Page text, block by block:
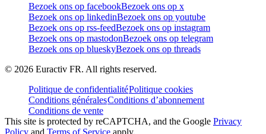
Bezoek ons op facebookBezoek ons op x
Bezoek ons op linkedinBezoek ons op youtube
Bezoek ons op rss-feedBezoek ons op instagram
Bezoek ons op mastodonBezoek ons op telegram
Bezoek ons op blueskyBezoek ons op threads
© 2026 Euractiv FR. All rights reserved.
Politique de confidentialitéPolitique cookies
Conditions généralesConditions d’abonnement
Conditions de vente
This site is protected by reCAPTCHA, and the Google Privacy
Policy and Terms of Service apply.